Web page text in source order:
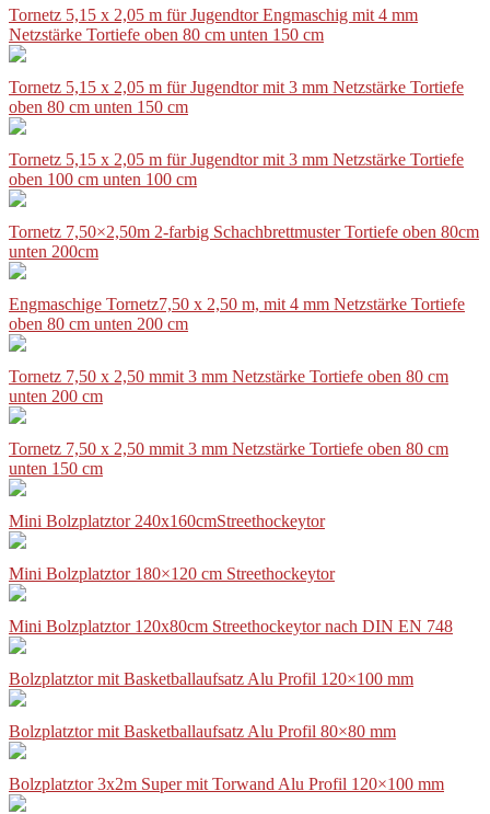
Tornetz 5,15 x 2,05 m für Jugendtor Engmaschig mit 4 mm
Netzstärke Tortiefe oben 80 cm unten 150 cm
Tornetz 5,15 x 2,05 m für Jugendtor mit 3 mm Netzstärke Tortiefe
oben 80 cm unten 150 cm
Tornetz 5,15 x 2,05 m für Jugendtor mit 3 mm Netzstärke Tortiefe
oben 100 cm unten 100 cm
Tornetz 7,50×2,50m 2-farbig Schachbrettmuster Tortiefe oben 80cm
unten 200cm
Engmaschige Tornetz7,50 x 2,50 m, mit 4 mm Netzstärke Tortiefe
oben 80 cm unten 200 cm
Tornetz 7,50 x 2,50 mmit 3 mm Netzstärke Tortiefe oben 80 cm
unten 200 cm
Tornetz 7,50 x 2,50 mmit 3 mm Netzstärke Tortiefe oben 80 cm
unten 150 cm
Mini Bolzplatztor 240x160cmStreethockeytor
Mini Bolzplatztor 180×120 cm Streethockeytor
Mini Bolzplatztor 120x80cm Streethockeytor nach DIN EN 748
Bolzplatztor mit Basketballaufsatz Alu Profil 120×100 mm
Bolzplatztor mit Basketballaufsatz Alu Profil 80×80 mm
Bolzplatztor 3x2m Super mit Torwand Alu Profil 120×100 mm